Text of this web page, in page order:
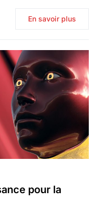
En savoir plus
pour la